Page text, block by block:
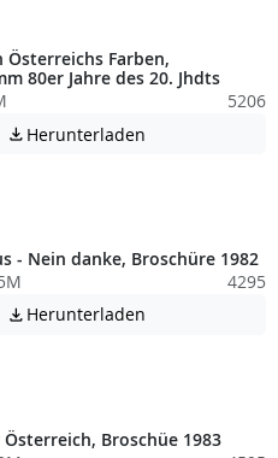
Österreichs Farben,
80er Jahre des 20. Jhdts
5206
 Herunterladen
- Nein danke, Broschüre 1982
4295
 Herunterladen
Broschüe 1983